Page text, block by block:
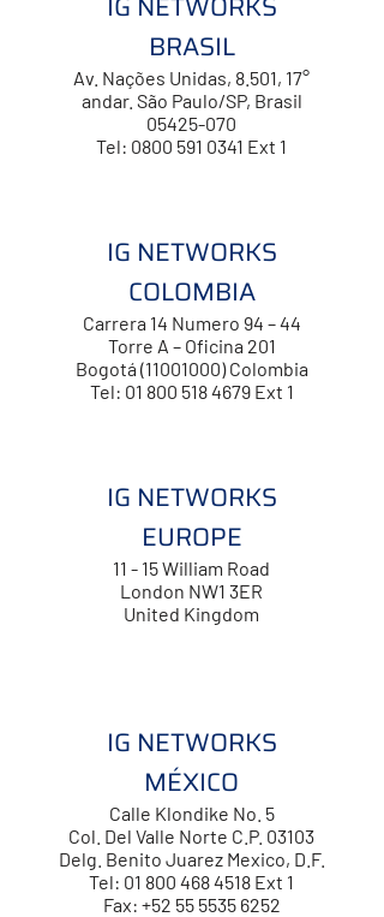
BRASIL
Av. Nações Unidas, 8.501, 17°
andar. São Paulo/SP, Brasil
05425-070
Tel: 0800 591 0341 Ext 1
IG NETWORKS
COLOMBIA
Carrera 14 Numero 94 – 44
Torre A – Oficina 201
Bogotá (11001000) Colombia
Tel: 01 800 518 4679 Ext 1
IG NETWORKS
EUROPE
11 - 15 William Road
London NW1 3ER
United Kingdom
IG NETWORKS
MÉXICO
Calle Klondike No. 5
Col. Del Valle Norte C.P. 03103
Delg. Benito Juarez Mexico, D.F.
Tel: 01 800 468 4518 Ext 1
Fax: +52 55 5535 6252